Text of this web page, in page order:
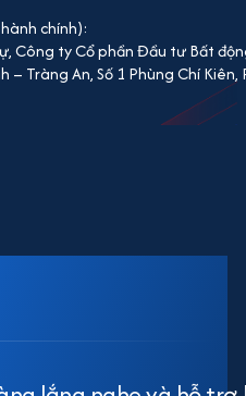
chính):
Công ty Cổ phần Đầu tư Bất
– Tràng An, Số 1 Phùng Chí